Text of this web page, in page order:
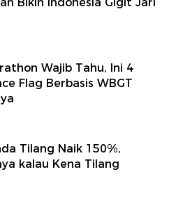
Wajib Tahu, Ini 4
Flag Berbasis WBGT
Tilang Naik 150%,
kalau Kena Tilang